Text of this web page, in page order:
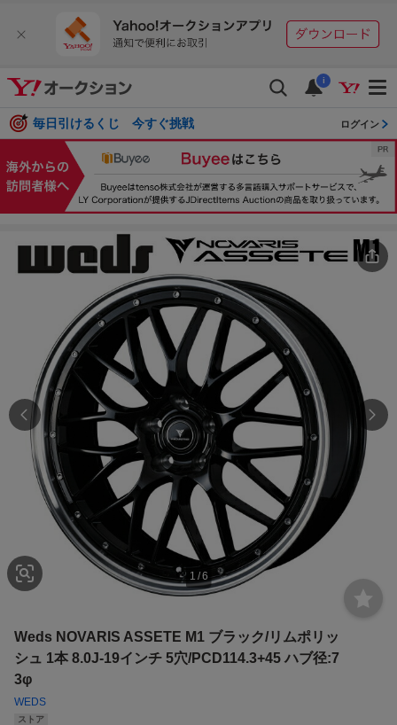
i
毎日引けるくじ 今すぐ挑戦 ログイン
1 /6
Weds NOVARIS ASSETE M1 ブラック/リムポリッ
シュ 1本 8.0J-19インチ 5穴/PCD114.3+45 ハブ径:7
3φ
WEDS
ストア